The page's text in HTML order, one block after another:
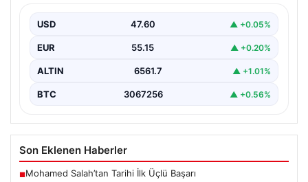
USD 47.60 ▲ +0.05%
EUR 55.15 ▲ +0.20%
ALTIN 6561.7 ▲ +1.01%
BTC 3067256 ▲ +0.56%
Son Eklenen Haberler
■Mohamed Salah’tan Tarihi İlk Üçlü Başarı